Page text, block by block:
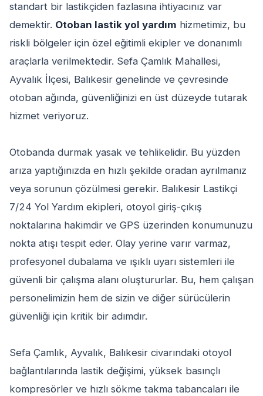
standart bir lastikçiden fazlasına ihtiyacınız var
demektir. Otoban lastik yol yardım hizmetimiz, bu
riskli bölgeler için özel eğitimli ekipler ve donanımlı
araçlarla verilmektedir. Sefa Çamlık Mahallesi,
Ayvalık İlçesi, Balıkesir genelinde ve çevresinde
otoban ağında, güvenliğinizi en üst düzeyde tutarak
hizmet veriyoruz.
Otobanda durmak yasak ve tehlikelidir. Bu yüzden
arıza yaptığınızda en hızlı şekilde oradan ayrılmanız
veya sorunun çözülmesi gerekir. Balıkesir Lastikçi
7/24 Yol Yardım ekipleri, otoyol giriş-çıkış
noktalarına hakimdir ve GPS üzerinden konumunuzu
nokta atışı tespit eder. Olay yerine varır varmaz,
profesyonel dubalama ve ışıklı uyarı sistemleri ile
güvenli bir çalışma alanı oluştururlar. Bu, hem çalışan
personelimizin hem de sizin ve diğer sürücülerin
güvenliği için kritik bir adımdır.
Sefa Çamlık, Ayvalık, Balıkesir civarındaki otoyol
bağlantılarında lastik değişimi, yüksek basınçlı
kompresörler ve hızlı sökme takma tabancaları ile